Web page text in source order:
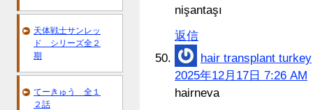
nişantaşı
返信
hair transplant turkey
2025年12月17日 7:26 AM
hairneva
天体戦士サンレッ
ド シリーズ全２
期
てーきゅう 全１
２話